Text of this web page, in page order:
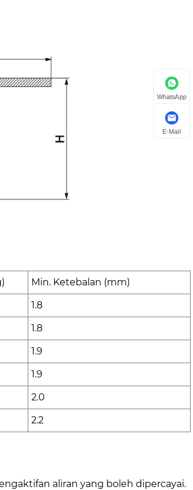
Min. Ketebalan (mm)
1.8
1.8
1.9
1.9
2.0
2.2
aliran yang boleh dipercayai.
WhatsApp
E-Mail